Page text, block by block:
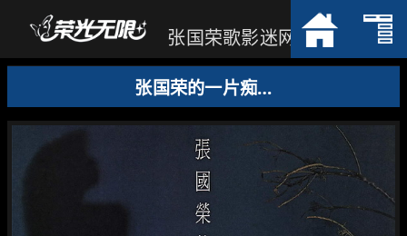
张国荣歌影迷网
张国荣的一片痴…